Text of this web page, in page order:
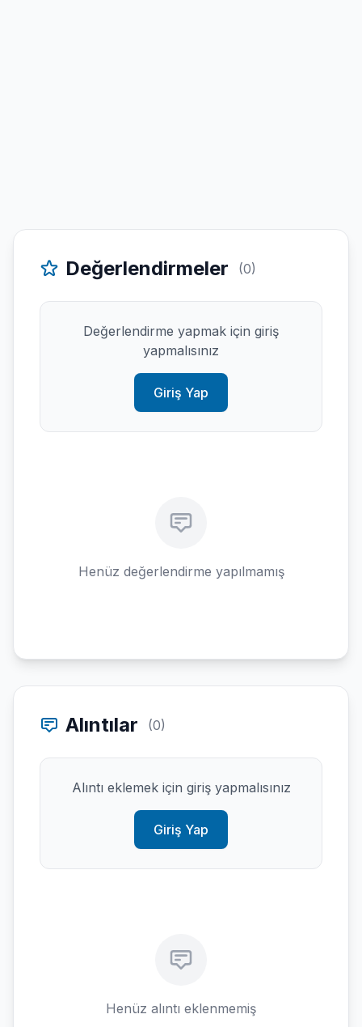
Değerlendirmeler (0)
Değerlendirme yapmak için giriş
yapmalısınız
Giriş Yap
Henüz değerlendirme yapılmamış
Alıntılar (0)
Alıntı eklemek için giriş yapmalısınız
Giriş Yap
Henüz alıntı eklenmemiş